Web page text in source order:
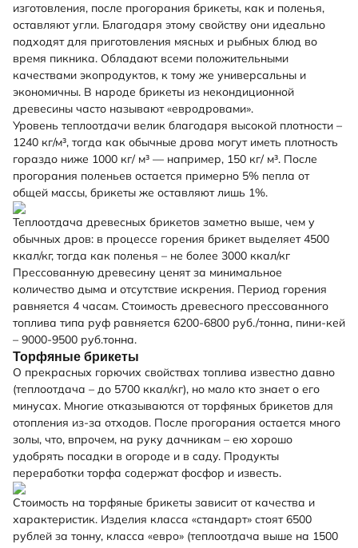
изготовления, после прогорания брикеты, как и поленья,
оставляют угли. Благодаря этому свойству они идеально
подходят для приготовления мясных и рыбных блюд во
время пикника. Обладают всеми положительными
качествами экопродуктов, к тому же универсальны и
экономичны. В народе брикеты из некондиционной
древесины часто называют «евродровами».
Уровень теплоотдачи велик благодаря высокой плотности –
1240 кг/м³, тогда как обычные дрова могут иметь плотность
гораздо ниже 1000 кг/ м³ — например, 150 кг/ м³. После
прогорания поленьев остается примерно 5% пепла от
общей массы, брикеты же оставляют лишь 1%.
Теплоотдача древесных брикетов заметно выше, чем у
обычных дров: в процессе горения брикет выделяет 4500
ккал/кг, тогда как поленья – не более 3000 ккал/кг
Прессованную древесину ценят за минимальное
количество дыма и отсутствие искрения. Период горения
равняется 4 часам. Стоимость древесного прессованного
топлива типа руф равняется 6200-6800 руб./тонна, пини-кей
– 9000-9500 руб.тонна.
Торфяные брикеты
О прекрасных горючих свойствах топлива известно давно
(теплоотдача – до 5700 ккал/кг), но мало кто знает о его
минусах. Многие отказываются от торфяных брикетов для
отопления из-за отходов. После прогорания остается много
золы, что, впрочем, на руку дачникам – ею хорошо
удобрять посадки в огороде и в саду. Продукты
переработки торфа содержат фосфор и известь.
Стоимость на торфяные брикеты зависит от качества и
характеристик. Изделия класса «стандарт» стоят 6500
рублей за тонну, класса «евро» (теплоотдача выше на 1500